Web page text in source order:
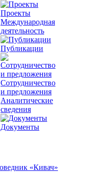
Проекты
Международная
деятельность
Публикации
Сотрудничество
и предложения
Аналитические
сведения
Документы